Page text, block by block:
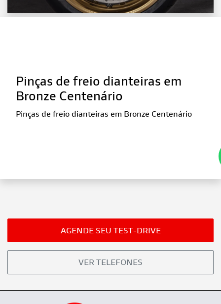
Pinças de freio dianteiras em
Bronze Centenário
Pinças de freio dianteiras em Bronze Centenário
VER TELEFONES
AGENDE SEU TEST-DRIVE